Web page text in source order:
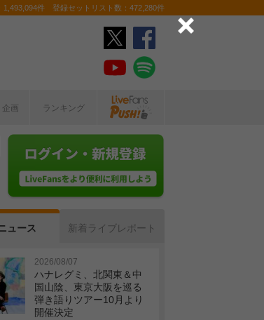
件 登録セットリスト数：472,280件
企画 ランキング
ュース 新着ライブレポート
2026/08/07
ハナレグミ、北関東＆中
国山陰、東京大阪を巡る
弾き語りツアー10月より
開催決定